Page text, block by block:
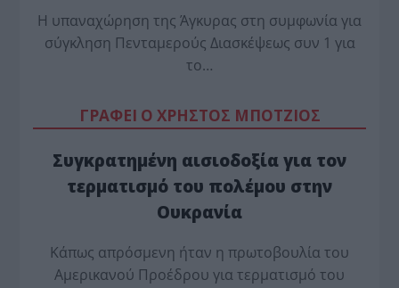
Η υπαναχώρηση της Άγκυρας στη συμφωνία για
σύγκληση Πενταμερούς Διασκέψεως συν 1 για
το…
ΓΡΑΦΕΙ Ο ΧΡΗΣΤΟΣ ΜΠΟΤΖΙΟΣ
Συγκρατημένη αισιοδοξία για τον
τερματισμό του πολέμου στην
Ουκρανία
Κάπως απρόσμενη ήταν η πρωτοβουλία του
Αμερικανού Προέδρου για τερματισμό του